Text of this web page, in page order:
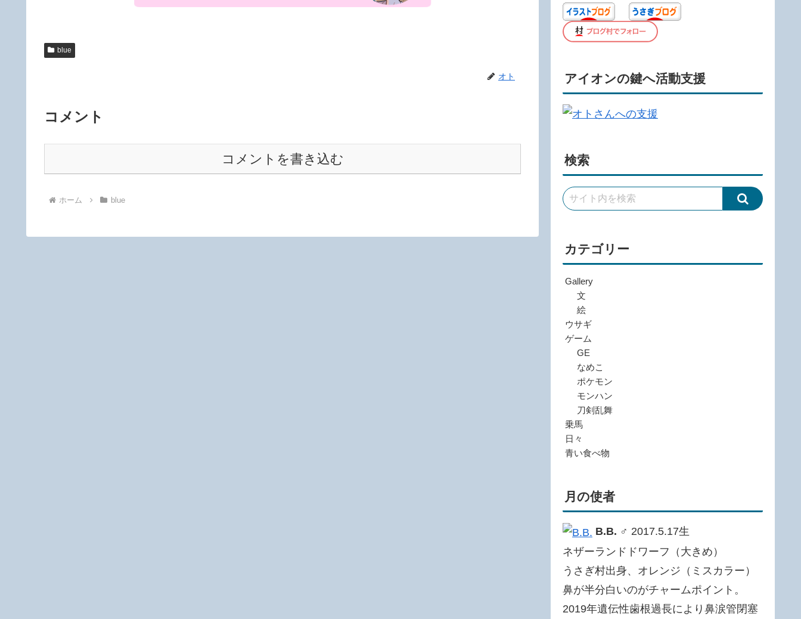
blue
オト
コメント
コメントを書き込む
ホーム blue
アイオンの鍵へ活動支援
検索
カテゴリー
Gallery
文
絵
ウサギ
ゲーム
GE
なめこ
ポケモン
モンハン
刀剣乱舞
乗馬
日々
青い食べ物
月の使者
B.B. ♂ 2017.5.17生
ネザーランドドワーフ（大きめ）
うさぎ村出身、オレンジ（ミスカラー）
鼻が半分白いのがチャームポイント。
2019年遺伝性歯根過長により鼻涙管閉塞